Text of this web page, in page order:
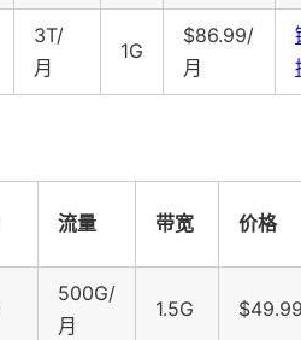
3T/
月
1G
$86.99/
月
流量 带宽 价格
500G/
月
1.5G